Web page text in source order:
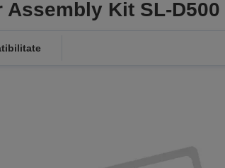
Assembly Kit SL-D500